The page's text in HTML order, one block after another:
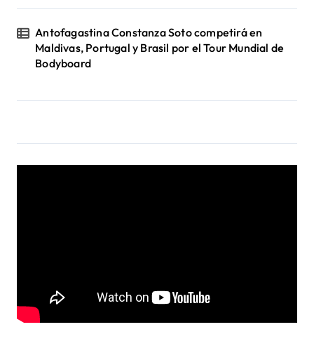
Antofagastina Constanza Soto competirá en
Maldivas, Portugal y Brasil por el Tour Mundial de
Bodyboard